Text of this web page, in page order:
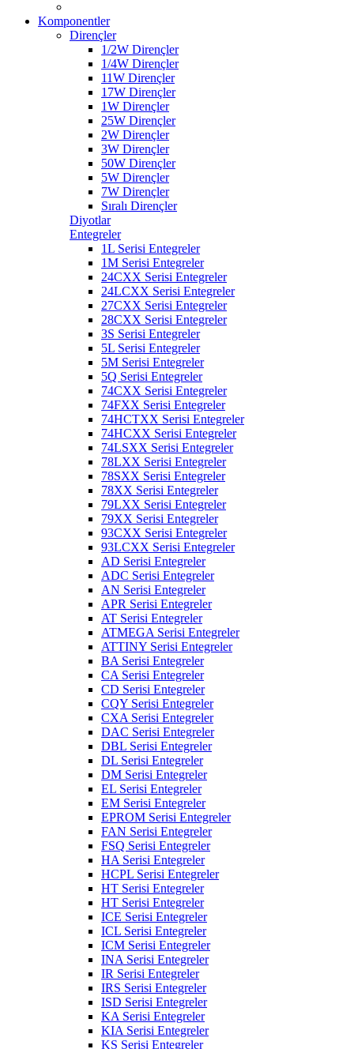
Komponentler
Dirençler
1/2W Dirençler
1/4W Dirençler
11W Dirençler
17W Dirençler
1W Dirençler
25W Dirençler
2W Dirençler
3W Dirençler
50W Dirençler
5W Dirençler
7W Dirençler
Sıralı Dirençler
Diyotlar
Entegreler
1L Serisi Entegreler
1M Serisi Entegreler
24CXX Serisi Entegreler
24LCXX Serisi Entegreler
27CXX Serisi Entegreler
28CXX Serisi Entegreler
3S Serisi Entegreler
5L Serisi Entegreler
5M Serisi Entegreler
5Q Serisi Entegreler
74CXX Serisi Entegreler
74FXX Serisi Entegreler
74HCTXX Serisi Entegreler
74HCXX Serisi Entegreler
74LSXX Serisi Entegreler
78LXX Serisi Entegreler
78SXX Serisi Entegreler
78XX Serisi Entegreler
79LXX Serisi Entegreler
79XX Serisi Entegreler
93CXX Serisi Entegreler
93LCXX Serisi Entegreler
AD Serisi Entegreler
ADC Serisi Entegreler
AN Serisi Entegreler
APR Serisi Entegreler
AT Serisi Entegreler
ATMEGA Serisi Entegreler
ATTINY Serisi Entegreler
BA Serisi Entegreler
CA Serisi Entegreler
CD Serisi Entegreler
CQY Serisi Entegreler
CXA Serisi Entegreler
DAC Serisi Entegreler
DBL Serisi Entegreler
DL Serisi Entegreler
DM Serisi Entegreler
EL Serisi Entegreler
EM Serisi Entegreler
EPROM Serisi Entegreler
FAN Serisi Entegreler
FSQ Serisi Entegreler
HA Serisi Entegreler
HCPL Serisi Entegreler
HT Serisi Entegreler
HT Serisi Entegreler
ICE Serisi Entegreler
ICL Serisi Entegreler
ICM Serisi Entegreler
INA Serisi Entegreler
IR Serisi Entegreler
IRS Serisi Entegreler
ISD Serisi Entegreler
KA Serisi Entegreler
KIA Serisi Entegreler
KS Serisi Entegreler